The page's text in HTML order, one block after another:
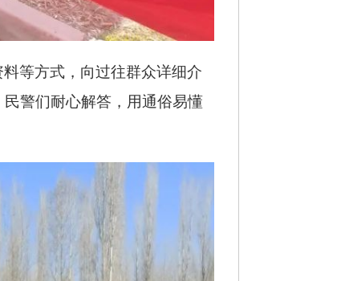
等方式，向过往群众详细介
警们耐心解答，用通俗易懂